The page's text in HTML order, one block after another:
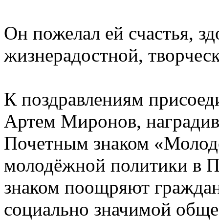
Он пожелал ей счастья,
жизнерадостной,
К поздравлениям
Артем Миронов,
Почетным знаком
молодёжной политики в
знаком поощряют
социально значимой